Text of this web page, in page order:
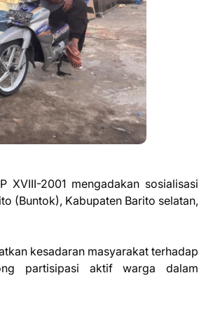
2001 mengadakan sosialisasi
(Buntok), Kabupaten Barito selatan,
kesadaran masyarakat terhadap
partisipasi aktif warga dalam